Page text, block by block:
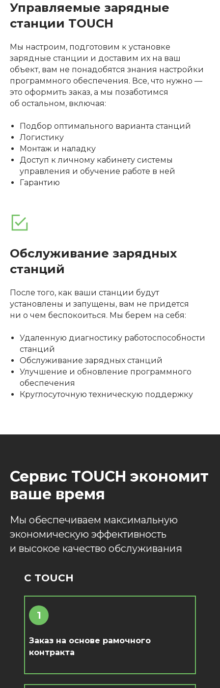
Управляемые зарядные
станции TOUCH
Мы настроим, подготовим к установке
зарядные станции и доставим их на ваш
объект, вам не понадобятся знания настройки
программного обеспечения. Все, что нужно —
это оформить заказ, а мы позаботимся
об остальном, включая:
Подбор оптимального варианта станций
Логистику
Монтаж и наладку
Доступ к личному кабинету системы
управления и обучение работе в ней
Гарантию
Обслуживание зарядных
станций
После того, как ваши станции будут
установлены и запущены, вам не придется
ни о чем беспокоиться. Мы берем на себя:
Удаленную диагностику работоспособности
станций
Обслуживание зарядных станций
Улучшение и обновление программного
обеспечения
Круглосуточную техническую поддержку
Сервис TOUCH экономит
ваше время
Мы обеспечиваем максимальную
экономическую эффективность
и высокое качество обслуживания
1
Заказ на основе рамочного
контракта
С TOUCH